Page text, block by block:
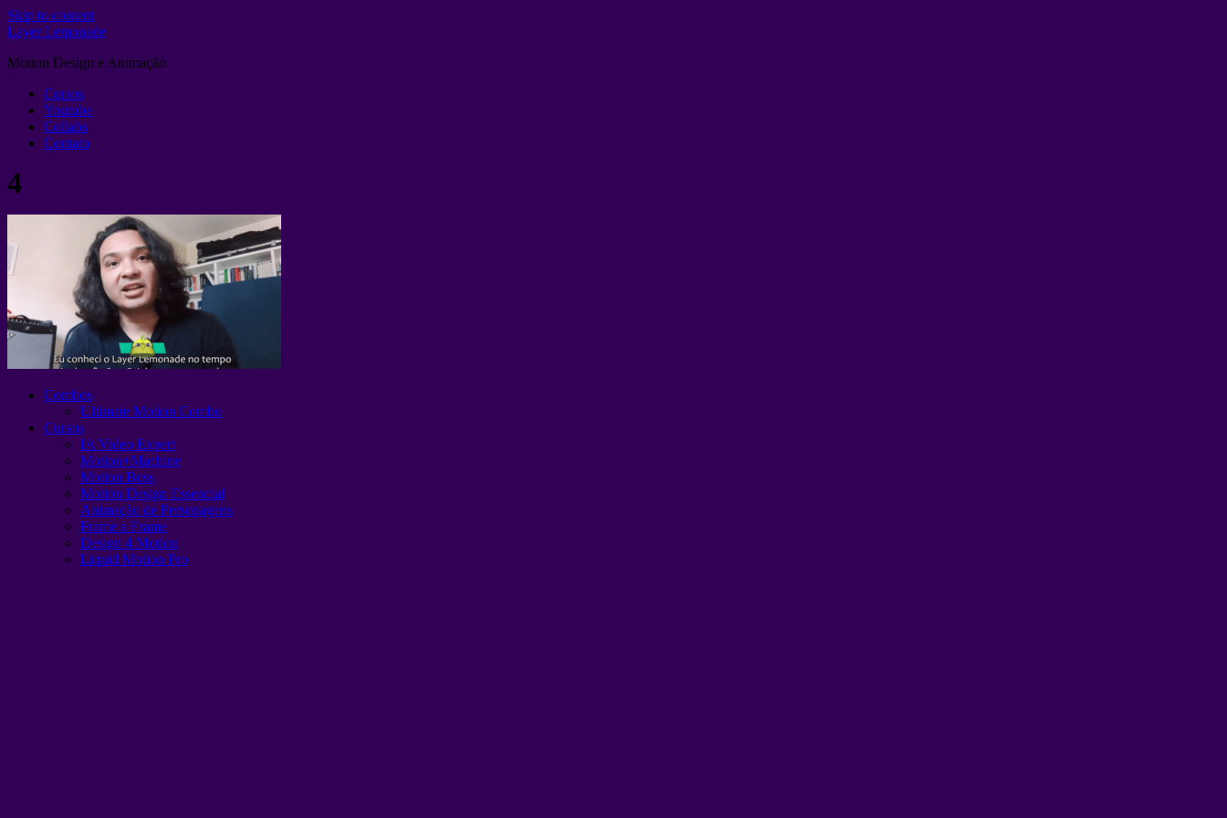
Skip to content
Layer Lemonade
Motion Design e Animação
Cursos
Youtube
Collabs
Contato
4
Combos
Ultimate Motion Combo
Cursos
IA Video Expert
Motion+Machine
Motion Boss
Motion Design Essencial
Animação de Personagens
Frame a Frame
Design 4 Motion
Liquid Motion Pro